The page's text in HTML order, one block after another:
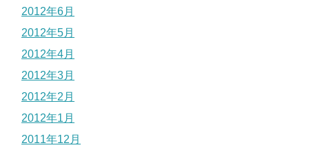
2012年6月
2012年5月
2012年4月
2012年3月
2012年2月
2012年1月
2011年12月